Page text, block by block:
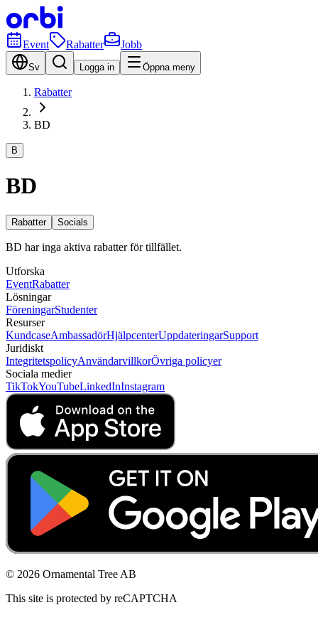
Event Rabatter Jobb
Sv Logga in Öppna meny
Rabatter
BD
B
BD
Rabatter Socials
BD har inga aktiva rabatter för tillfället.
Utforska
EventRabatter
Lösningar
FöreningarStudenter
Resurser
KundcaseAmbassadörHjälpcenterUppdateringarSupport
Juridiskt
IntegritetspolicyAnvändarvillkorÖvriga policyer
Sociala medier
TikTokYouTubeLinkedInInstagram
© 2026 Ornamental Tree AB
This site is protected by reCAPTCHA